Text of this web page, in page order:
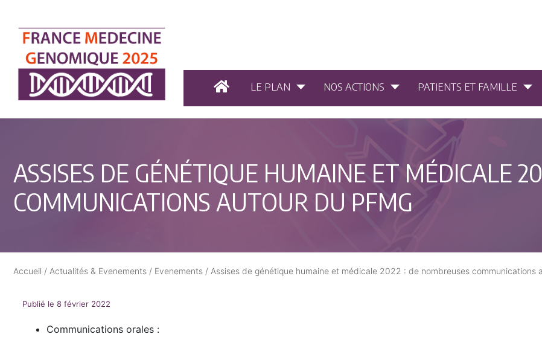
LE PLAN NOS ACTIONS PATIENTS ET FAMILLE
ASSISES DE GÉNÉTIQUE HUMAINE ET MÉDICALE
COMMUNICATIONS AUTOUR DU PFMG
Accueil / Actualités & Evenements / Evenements / Assises de génétique humaine et médicale 2022 : de nombreuses communications
Publié le 8 février 2022
Communications orales :